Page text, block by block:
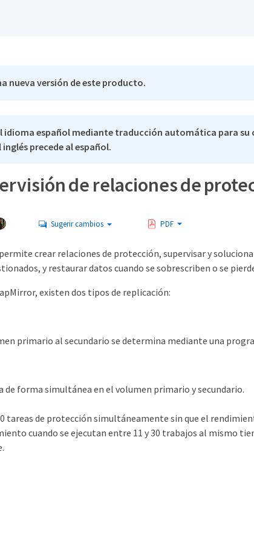
nueva versión de este producto.
idioma español mediante traducción automática para su
precede al español.
de relaciones de
Sugerir cambios PDF
crear relaciones de protección, supervisar y
y restaurar datos cuando se sobrescriben o se
existen dos tipos de replicación:
primario al secundario se determina mediante una
de forma simultánea en el volumen primario y secundario.
tareas de protección simultáneamente sin que el
cuando se ejecutan entre 11 y 30 trabajos al mismo